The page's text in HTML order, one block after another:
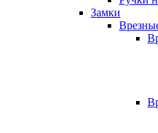
Замки